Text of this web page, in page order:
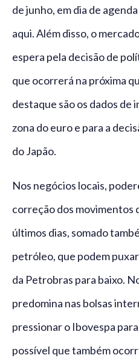
de junho, em dia de
aqui. Além disso, o
espera pela decisão de
que ocorrerá na próxima
destaque são os dados de
zona do euro e para a
do Japão.
Nos negócios locais,
correção dos movimentos
últimos dias, somado
petróleo, que podem
da Petrobras para baixo.
predomina nas bolsas
pressionar o Ibovespa
possível que também